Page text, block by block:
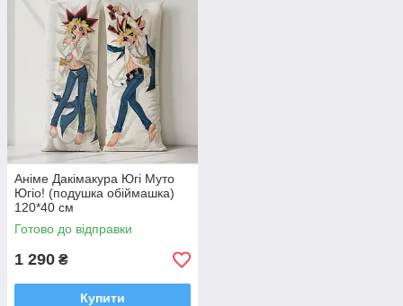
Аніме Дакімакура Югі Муто
Югіо! (подушка обіймашка)
120*40 см
Готово до відправки
1 290 ₴
Купити